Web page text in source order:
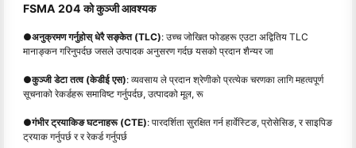
FSMA 204 को कुञ्जी आवश्यक
●अनुक्रमण गर्नुहोस् धेरै सङ्केत (TLC): उच्च जोखित फोडहरू एउटा अद्वितिय TLC
मानाङ्कन गरिनुपर्दछ जसले उत्पादक अनुसरण गर्दछ यसको प्रदान शैन्यर जा
●कुञ्जी डेटा तत्व (केडीई एस): व्यवसाय ले प्रदान श्रेणीको प्रत्येक चरणका लागि महत्वपूर्ण
सूचनाको रेकर्डहरू समाविष्ट गर्नुपर्दछ, उत्पादको मूल, रू
●गंभीर ट्रयाकिङ घटनाहरू (CTE): पारदर्शिता सुरक्षित गर्न हार्वेस्टिङ, प्रोसेसिङ, र साइपिङ
ट्रयाक गर्नुपर्छ र र रेकर्ड गर्नुपर्छ